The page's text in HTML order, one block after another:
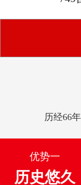
历经66
优势一
历史悠久